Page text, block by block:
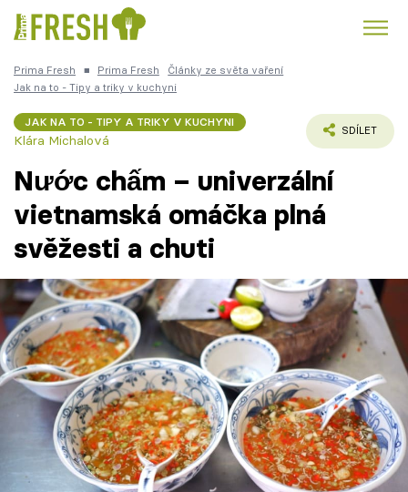
Trendy: Kuře Polévky k večeři
Česká kuchyně Čokoláda
Témata
Recepty
Články
TV Program
Škola vaření
Recepty z TV
Prima Fresh ■ Prima Fresh
Články ze světa vaření
Jak na to - Tipy a triky v kuchyni
JAK NA TO - TIPY A TRIKY V KUCHYNI
Klára Michalová
SDÍLET
Nước chấm – univerzální
vietnamská omáčka plná
svěžesti a chuti